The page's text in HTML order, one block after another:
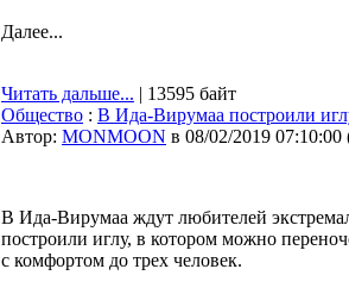
Далее...
Читать дальше... | 13595 байт
Общество : В Ида-Вирумаа построили
Автор: MONMOON в 08/02/2019 07:10:00
В Ида-Вирумаа ждут любителей
построили иглу, в котором можно
с комфортом до трех человек.